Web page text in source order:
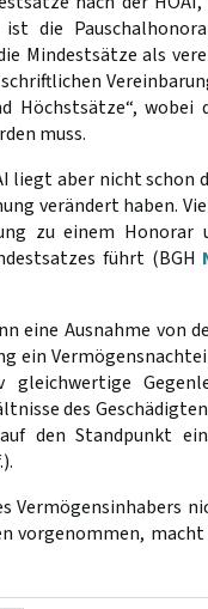
die
Mindestsätze als
Höchstsätze“, wobei
muss.
liegt aber nicht schon
verändert haben.
zu einem Honorar
führt (BGH
eine Ausnahme von
ein
des
den Standpunkt
Vermögensinhabers
vorgenommen,